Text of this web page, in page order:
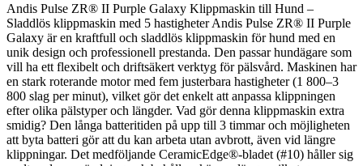
Andis Pulse ZR® II Purple Galaxy Klippmaskin till Hund –
Sladdlös klippmaskin med 5 hastigheter Andis Pulse ZR® II Purple
Galaxy är en kraftfull och sladdlös klippmaskin för hund med en
unik design och professionell prestanda. Den passar hundägare som
vill ha ett flexibelt och driftsäkert verktyg för pälsvård. Maskinen har
en stark roterande motor med fem justerbara hastigheter (1 800–3
800 slag per minut), vilket gör det enkelt att anpassa klippningen
efter olika pälstyper och längder. Vad gör denna klippmaskin extra
smidig? Den långa batteritiden på upp till 3 timmar och möjligheten
att byta batteri gör att du kan arbeta utan avbrott, även vid längre
klippningar. Det medföljande CeramicEdge®-bladet (#10) håller sig